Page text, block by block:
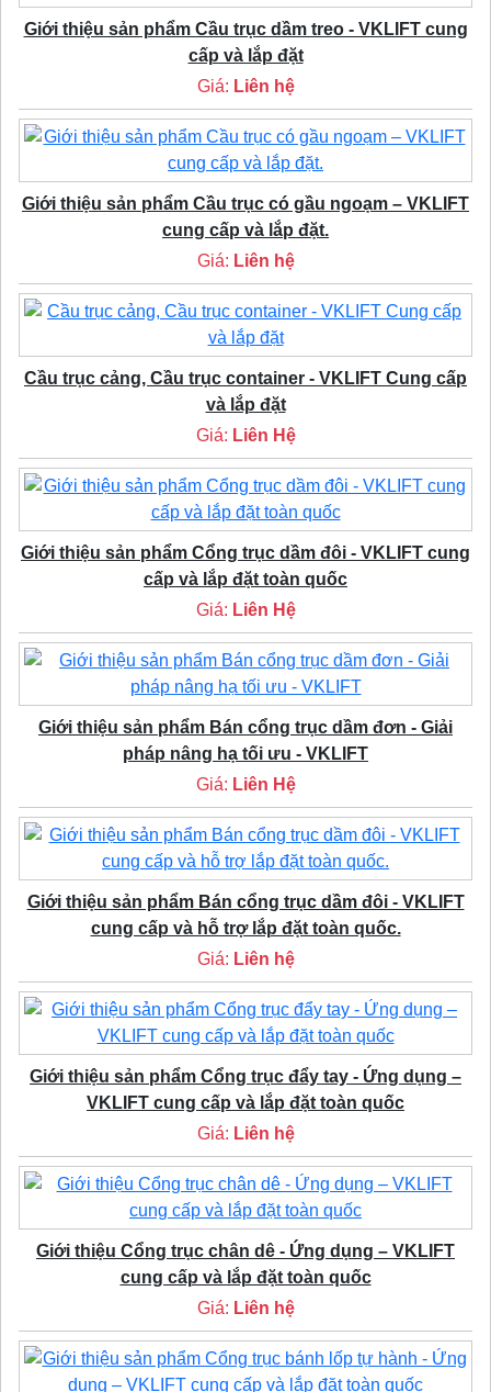
Giới thiệu sản phẩm Cầu trục dầm treo - VKLIFT cung
cấp và lắp đặt
Giá: Liên hệ
Giới thiệu sản phẩm Cầu trục có gầu ngoạm – VKLIFT
cung cấp và lắp đặt.
Giá: Liên hệ
Cầu trục cảng, Cầu trục container - VKLIFT Cung cấp
và lắp đặt
Giá: Liên Hệ
Giới thiệu sản phẩm Cổng trục dầm đôi - VKLIFT cung
cấp và lắp đặt toàn quốc
Giá: Liên Hệ
Giới thiệu sản phẩm Bán cổng trục dầm đơn - Giải
pháp nâng hạ tối ưu - VKLIFT
Giá: Liên Hệ
Giới thiệu sản phẩm Bán cổng trục dầm đôi - VKLIFT
cung cấp và hỗ trợ lắp đặt toàn quốc.
Giá: Liên hệ
Giới thiệu sản phẩm Cổng trục đẩy tay - Ứng dụng –
VKLIFT cung cấp và lắp đặt toàn quốc
Giá: Liên hệ
Giới thiệu Cổng trục chân dê - Ứng dụng – VKLIFT
cung cấp và lắp đặt toàn quốc
Giá: Liên hệ